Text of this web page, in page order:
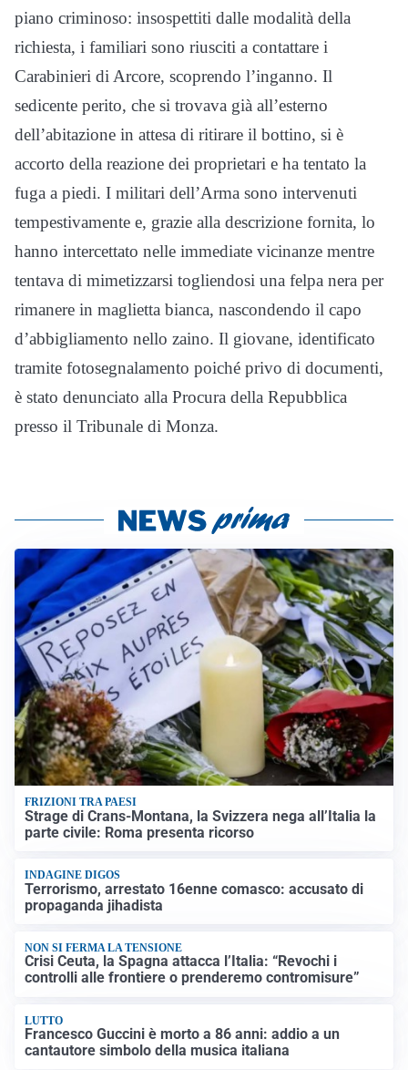
piano criminoso: insospettiti dalle modalità della
richiesta, i familiari sono riusciti a contattare i
Carabinieri di Arcore, scoprendo l’inganno. Il
sedicente perito, che si trovava già all’esterno
dell’abitazione in attesa di ritirare il bottino, si è
accorto della reazione dei proprietari e ha tentato la
fuga a piedi. I militari dell’Arma sono intervenuti
tempestivamente e, grazie alla descrizione fornita, lo
hanno intercettato nelle immediate vicinanze mentre
tentava di mimetizzarsi togliendosi una felpa nera per
rimanere in maglietta bianca, nascondendo il capo
d’abbigliamento nello zaino. Il giovane, identificato
tramite fotosegnalamento poiché privo di documenti,
è stato denunciato alla Procura della Repubblica
presso il Tribunale di Monza.
FRIZIONI TRA PAESI
Strage di Crans-Montana, la Svizzera nega all’Italia la
parte civile: Roma presenta ricorso
INDAGINE DIGOS
Terrorismo, arrestato 16enne comasco: accusato di
propaganda jihadista
NON SI FERMA LA TENSIONE
Crisi Ceuta, la Spagna attacca l’Italia: “Revochi i
controlli alle frontiere o prenderemo contromisure”
LUTTO
Francesco Guccini è morto a 86 anni: addio a un
cantautore simbolo della musica italiana